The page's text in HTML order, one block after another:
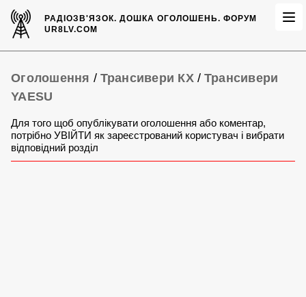
РАДІОЗВ'ЯЗОК.ДОШКА ОГОЛОШЕНЬ. ФОРУМ
UR8LV.COM
Оголошення / Трансивери КХ/ Трансивери
YAESU
Для того щоб опублікувати оголошення або коментар,
потрібно УВІЙТИ як зареєстрований користувач і вибрати
відповідний розділ